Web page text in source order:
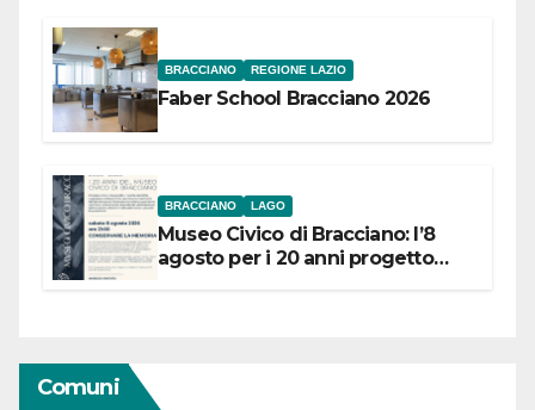
BRACCIANO REGIONE LAZIO
Faber School Bracciano 2026
BRACCIANO LAGO
Museo Civico di Bracciano: l’8
agosto per i 20 anni progetto
Comuni